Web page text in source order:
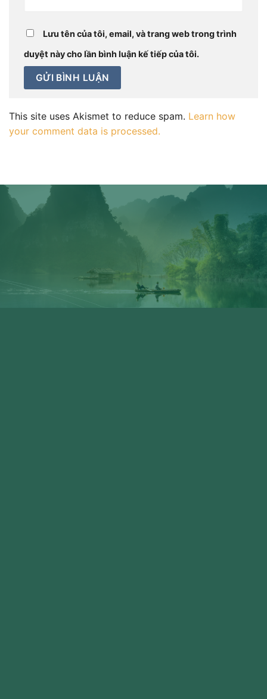
Lưu tên của tôi, email, và trang web trong trình
duyệt này cho lần bình luận kế tiếp của tôi.
This site uses Akismet to reduce spam. Learn how
your comment data is processed.